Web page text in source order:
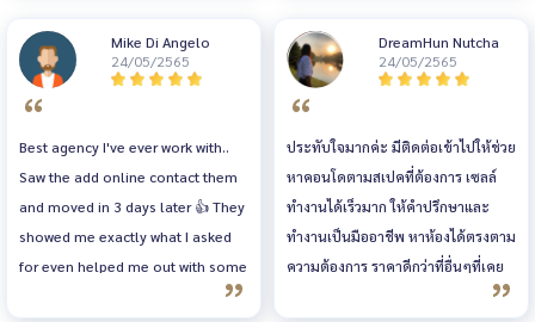
service online at
www.immigration.go.th. Once
approved by officials, you will
sent to your registered email.
Download the service request
form for accommodation
notification at
www.immigration.go.th.
Mike Di Angelo
24/05/2565
Best agency I've ever work with..
Saw the add online contact them
and moved in 3 days later 👍 They
showed me exactly what I asked
for even helped me out with some
DreamHun Nutcha
24/05/2565
ประทับใจมากค่ะ มีติดต่อเข้าไปให้ช่วย
หาคอนโดตามสเปคที่ต้องการ เซลล์
ทำงานได้เร็วมาก ให้คำปรึกษาและ
ทำงานเป็นมืออาชีพ หาห้องได้ตรงตาม
ความต้องการ ราคาดีกว่าที่อื่นๆที่เคย
ใช้บริการมาค่ะ แนะนำให้มีบ้านและ